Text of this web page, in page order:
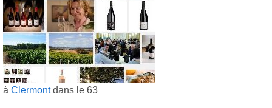
à Clermontdans le 63